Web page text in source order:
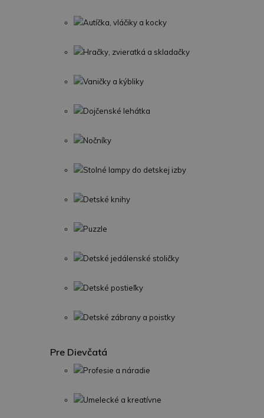
Autíčka, vláčiky a kocky
Hračky, zvieratká a skladačky
Vaničky a kýbliky
Dojčenské lehátka
Nočníky
Stolné lampy do detskej izby
Detské knihy
Puzzle
Detské jedálenské stoličky
Detské postieľky
Detské zábrany a poistky
Pre Dievčatá
Profesie a náradie
Umelecké a kreatívne